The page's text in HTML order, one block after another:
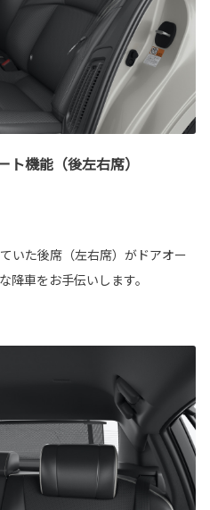
機能（後左右席）
いた後席（左右席）がドアオー
降車をお手伝いします。